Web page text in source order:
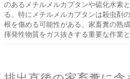
のあるメチルメルカプタンや硫化水素
る。特にメチルメルカプタンは殺虫剤
根を傷める可能性がある。家畜糞の熟
揮発性物質をガス抜きする重要な作業と